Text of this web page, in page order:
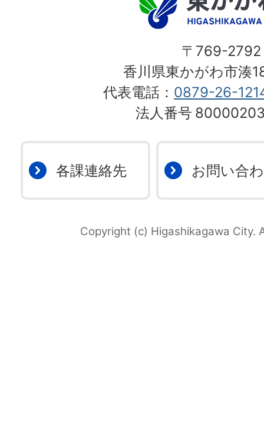
〒769-2792
香川県東かがわ市湊
代表電話： 0879-26-
法人番号
各課連絡先 お問い合
Copyright (c) Higashikagawa City.